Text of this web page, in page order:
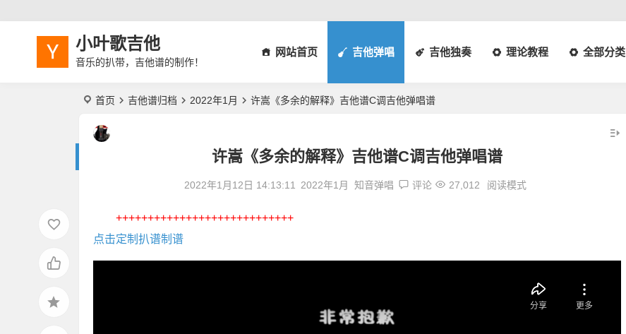
小叶歌吉他
音乐的扒带，吉他谱的制作！
网站首页 吉他弹唱 吉他独奏 理论教程 全部分类
首页 吉他谱归档 2022年1月 许嵩《多余的解释》吉他谱C调吉他弹唱谱
许嵩《多余的解释》吉他谱C调吉他弹唱谱
2022年1月12日 14:13:11 2022年1月 知音弹唱 评论 27,012 阅读模式
++++++++++++++++++++++++++++
点击定制扒谱制谱